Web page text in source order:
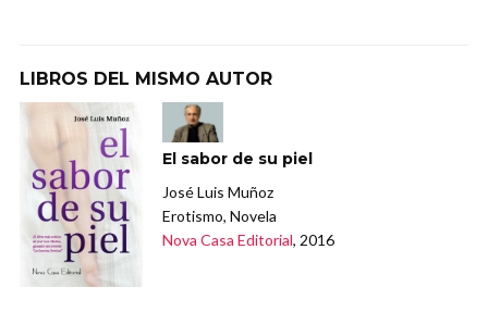
LIBROS DEL MISMO AUTOR
El sabor de su piel
José Luis Muñoz
Erotismo, Novela
Nova Casa Editorial, 2016